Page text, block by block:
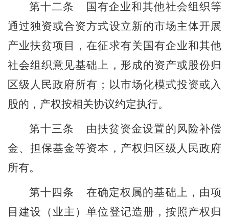
第十二条
国有企业和其他社会组织等
通过独资或合资方式设立新的市场主体开展
产业扶贫项目，在征求有关国有企业和其他
社会组织意见基础上，形成的资产或股份归
区级 人民政府所有；以市场化模式投资或入
股的，产权按相关协议约定执行。
第十三条
由扶贫资金设置的风险补偿
金、担保基金等资本，产权归 区级 人民政府
所有。
第十四条
在确定权属的基础上，由项
目建设（业主）单位登记造册，按照产权归